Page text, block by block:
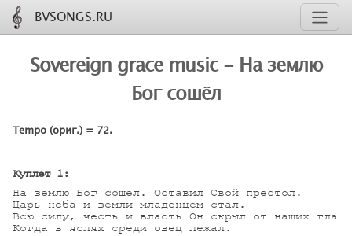
BVSONGS.RU
Sovereign grace music - На землю
Бог сошёл
Tempo (ориг.) = 72.
Куплет 1:
На землю Бог сошёл. Оставил Свой престол.
Царь неба и земли младенцем стал.
Всю силу, честь и власть Он скрыл от наших глаз,
Когда в яслях среди овец лежал.